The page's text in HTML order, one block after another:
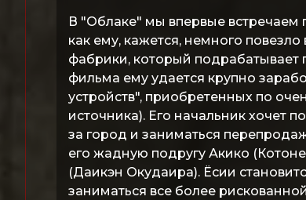
В "Облаке" мы впервые встречаем
как ему, кажется, немного
фабрики, который
фильма ему удается крупно
устройств", приобретенных по
источника). Его начальник хочет
за город и заниматься
его жадную подругу Акико
(Даикэн Окудаира). Ёсии
заниматься все более